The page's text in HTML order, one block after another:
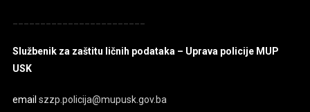
Službenik za zaštitu ličnih podataka – Uprava policije MUP
USK
emailszzp.policija@mupusk.gov.ba